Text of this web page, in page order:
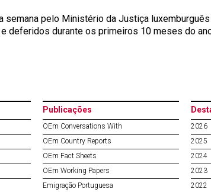
semana pelo Ministério da Justiça
deferidos durante os primeiros 10 meses do
Publicações
OEm Conversations With
OEm Country Reports
OEm Fact Sheets
OEm Working Papers
Emigração Portuguesa
2026
2025
2024
2023
2022